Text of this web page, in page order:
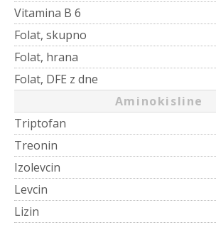
Vitamina B 6
Folat, skupno
Folat, hrana
Folat, DFE z dne
Aminokisline
Triptofan
Treonin
Izolevcin
Levcin
Lizin